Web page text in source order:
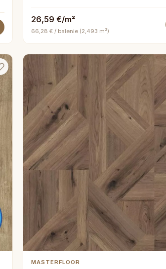
26,59 €/m²
66,28 € / balenie (2,493 m²)
MASTERFLOOR